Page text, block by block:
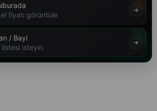
fiyatı görüntüle
/ Bayi
listesi isteyin